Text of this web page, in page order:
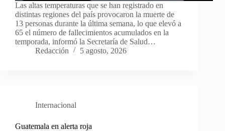
Las altas temperaturas que se han registrado en
distintas regiones del país provocaron la muerte de
13 personas durante la última semana, lo que elevó a
65 el número de fallecimientos acumulados en la
temporada, informó la Secretaría de Salud…
Redacción
5 agosto, 2026
Internacional
Guatemala en alerta roja